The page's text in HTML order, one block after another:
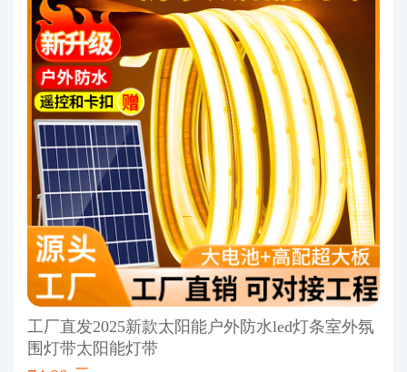
工厂直发2025新款太阳能户外防水led灯条室外氛
围灯带太阳能灯带